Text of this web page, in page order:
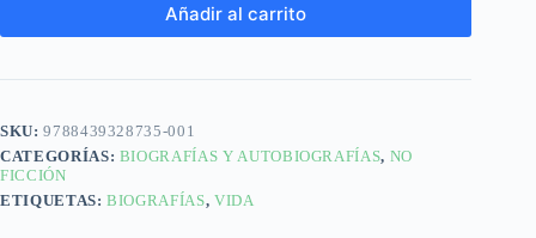
Añadir al carrito
SKU:9788439328735-001
CATEGORÍAS: BIOGRAFÍAS Y AUTOBIOGRAFÍAS, NO
FICCIÓN
ETIQUETAS:BIOGRAFÍAS, VIDA